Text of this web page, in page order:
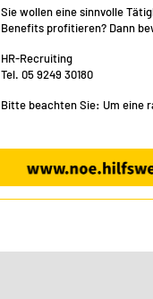
Sie wollen eine sinnvolle
Benefits profitieren? Dann
HR-Recruiting
Tel. 05 9249 30180
Bitte beachten Sie: Um eine